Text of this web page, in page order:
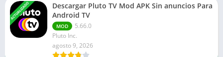
ACTUALIZADO
Descargar Pluto TV Mod APK Sin anuncios Para
Android TV
MOD
5.66.0
Pluto Inc.
agosto 9, 2026